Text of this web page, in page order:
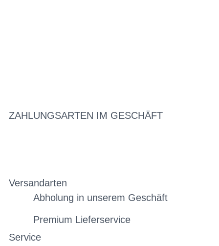
ZAHLUNGSARTEN IM GESCHÄFT
Versandarten
Abholung in unserem Geschäft
Premium Lieferservice
Service